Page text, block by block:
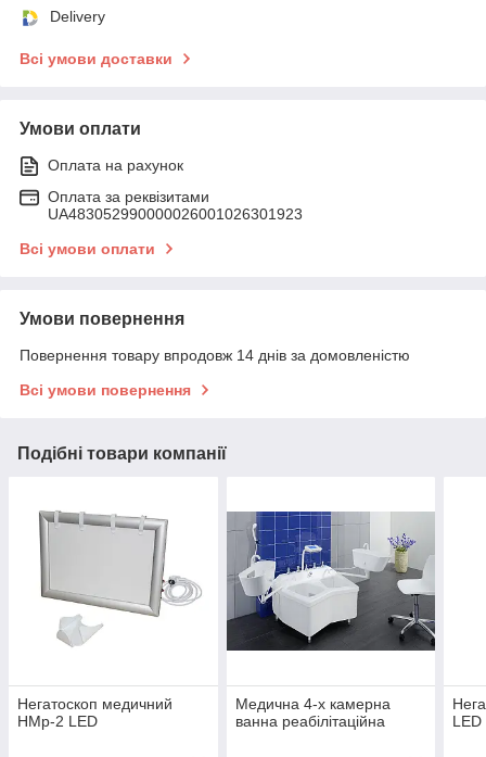
Delivery
Всі умови доставки
Умови оплати
Оплата на рахунок
Оплата за реквізитами
UA483052990000026001026301923
Всі умови оплати
Умови повернення
Повернення товару впродовж 14 днів за домовленістю
Всі умови повернення
Подібні товари компанії
Негатоскоп медичний
НМр-2 LED
Медична 4-х камерна
ванна реабілітаційна
LED